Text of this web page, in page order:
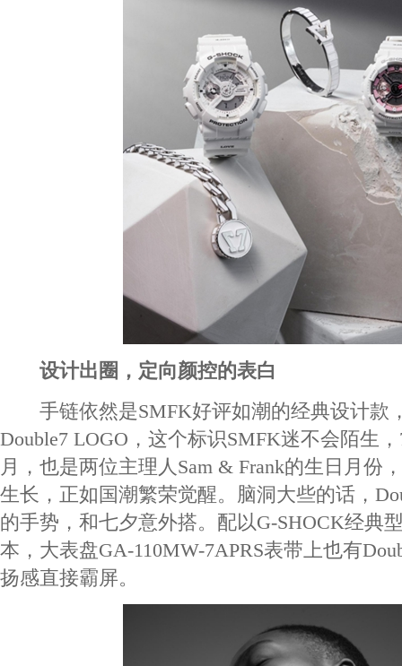
设计出圈，定向颜控的表白
手链依然是SMFK好评如潮的经典设计款
Double7 LOGO，这个标识SMFK迷不会陌生
月，也是两位主理人Sam & Frank的生日月份
生长，正如国潮繁荣觉醒。脑洞大些的话，
的手势，和七夕意外搭。配以G-SHOCK经典
本，大表盘GA-110MW-7APRS表带上也有
扬感直接霸屏。